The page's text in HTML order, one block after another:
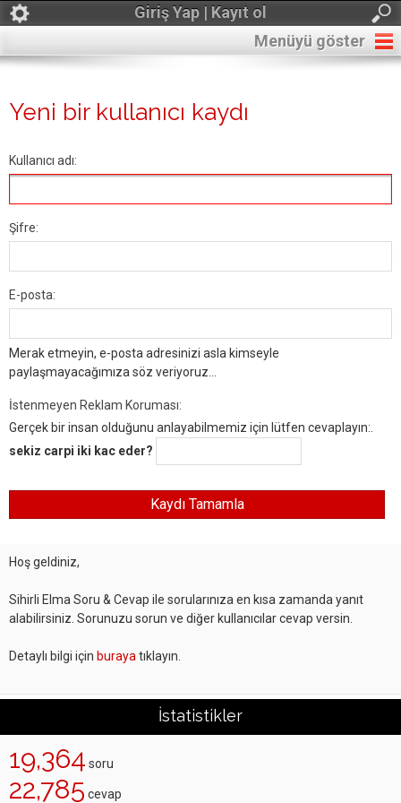
Giriş Yap | Kayıt ol
Menüyü göster
Yeni bir kullanıcı kaydı
Kullanıcı adı:
Şifre:
E-posta:
Merak etmeyin, e-posta adresinizi asla kimseyle
paylaşmayacağımıza söz veriyoruz...
İstenmeyen Reklam Koruması:
Gerçek bir insan olduğunu anlayabilmemiz için lütfen cevaplayın:.
sekiz carpi iki kac eder?
Hoş geldiniz,
Sihirli Elma Soru & Cevap ile sorularınıza en kısa zamanda yanıt
alabilirsiniz. Sorunuzu sorun ve diğer kullanıcılar cevap versin.
Detaylı bilgi için buraya tıklayın.
İstatistikler
19,364 soru
22,785 cevap